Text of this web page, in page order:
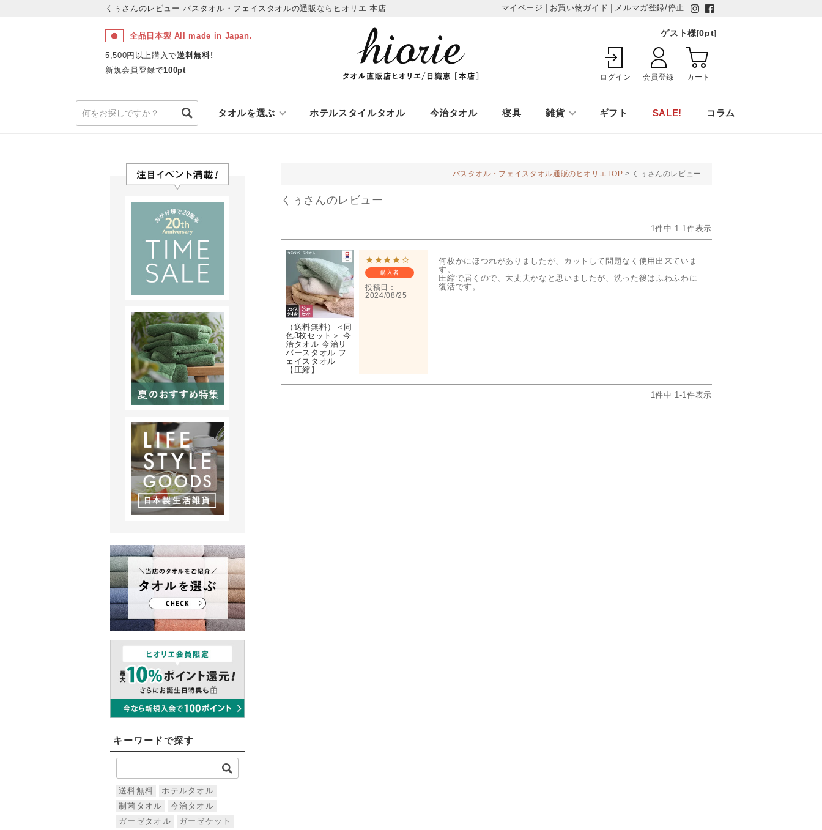
くぅさんのレビューバスタオル・フェイスタオルの通販ならヒオリエ 本店 マイページ お買い物ガイド メルマガ登録/停止
全品日本製 All made in Japan.
5,500円以上購入で送料無料!
新規会員登録で100pt
ゲスト様[0pt]
ログイン 会員登録 カート
タオルを選ぶ ホテルスタイルタオル 今治タオル 寝具 雑貨 ギフト SALE! コラム
キーワードで探す
送料無料
ホテルタオル
制菌タオル
今治タオル
ガーゼタオル
ガーゼケット
バスタオル・フェイスタオル通販のヒオリエTOP くぅさんのレビュー
くぅさんのレビュー
1件中 1-1件表示
（送料無料）＜同
色3枚セット＞ 今
治タオル 今治リ
バースタオル フ
ェイスタオル
【圧縮】
購入者
投稿日
2024/08/25
何枚かにほつれがありましたが、カットして問題なく使用出来ていま
す。
圧縮で届くので、大丈夫かなと思いましたが、洗った後はふわふわに
1件中 1-1件表示